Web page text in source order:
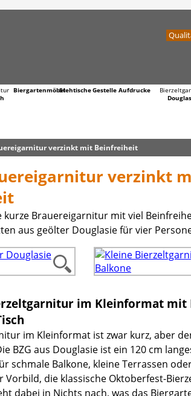
BiergartenmöbelStehtischeGestelle Aufdrucke
verzinkt mit Beinfreiheit
verzinkt
kurze Brauereigarnitur mit viel
aus geölter Douglasie für vier
im Kleinformat
im Kleinformat ist zwar kurz, aber
BZG aus Douglasie ist ein 120 cm
schmale Balkone, kleine Terrassen
Vorbild, die klassische Oktoberfest-
dabei in Nichts nach, was das